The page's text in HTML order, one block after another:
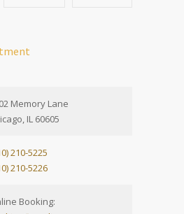
Memory Lane
IL 60605
210-5225
210-5226
Booking: